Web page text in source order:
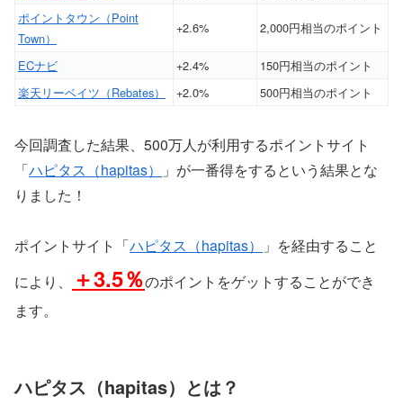
ポイントタウン（Point
Town）
+2.6% 2,000円相当のポイント
ECナビ +2.4%
150円相当のポイント
楽天リーベイツ（Rebates）
+2.0% 500円相当のポイント
今回調査した結果、500万人が利用するポイントサイト
「ハピタス（hapitas）
」が一番得をするという結果とな
りました！
ポイントサイト「ハピタス（hapitas）
」を経由すること
により、
＋3.5％のポイントをゲットすることができ
ます。
ハピタス（hapitas）とは？